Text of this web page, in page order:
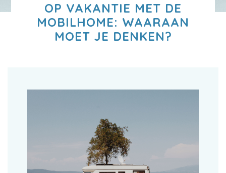
OP VAKANTIE MET DE
MOBILHOME: WAARAAN
MOET JE DENKEN?